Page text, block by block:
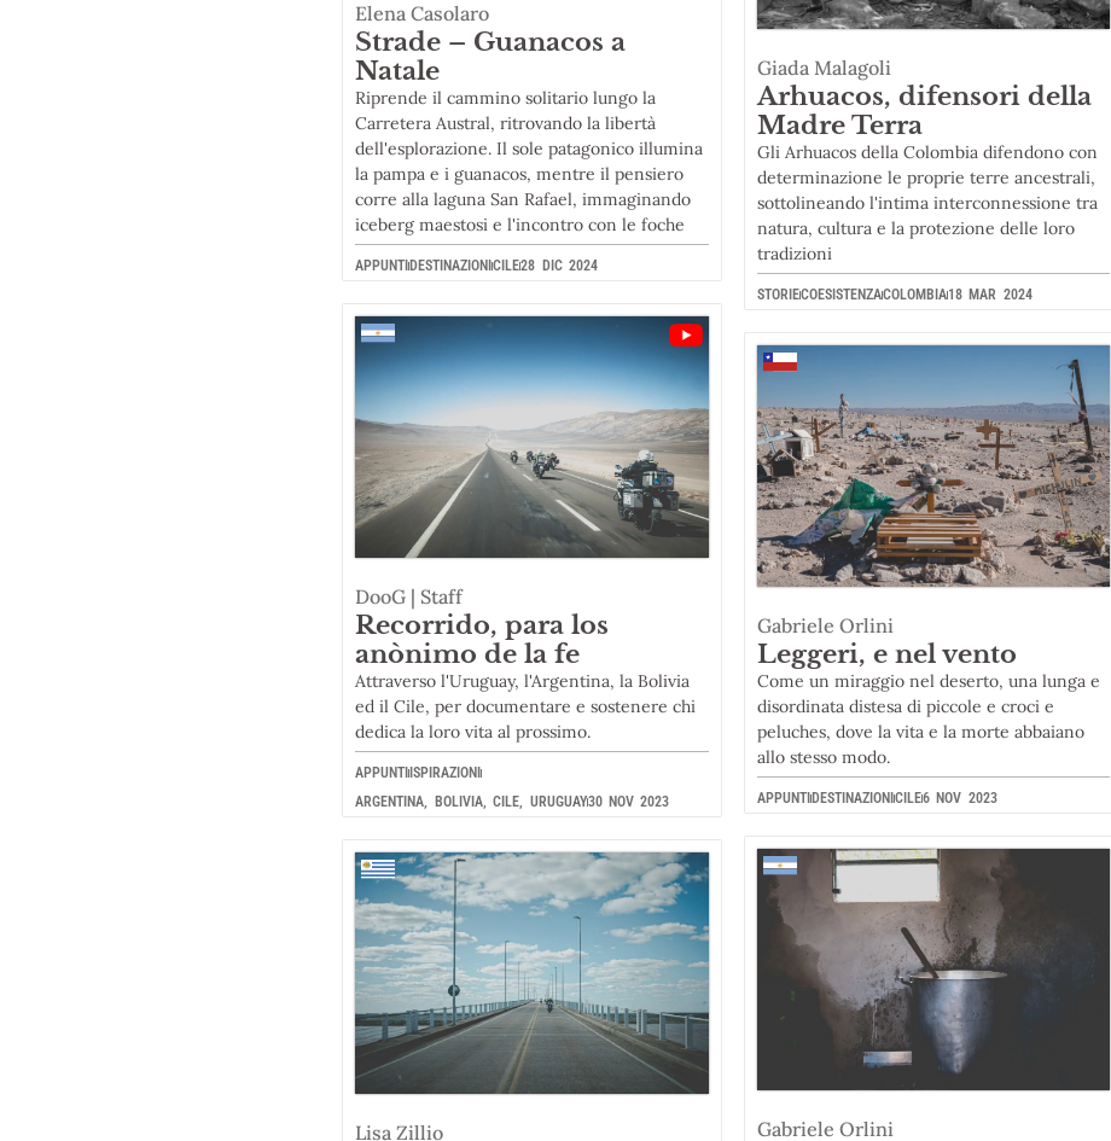
Elena Casolaro
Strade – Guanacos a
Natale
Riprende il cammino solitario lungo la
Carretera Austral, ritrovando la libertà
dell'esplorazione. Il sole patagonico illumina
la pampa e i guanacos, mentre il pensiero
corre alla laguna San Rafael, immaginando
iceberg maestosi e l'incontro con le foche
APPUNTIDESTINAZIONICILE28 DIC 2024
Giada Malagoli
Arhuacos, difensori della
Madre Terra
Gli Arhuacos della Colombia difendono con
determinazione le proprie terre ancestrali,
sottolineando l'intima interconnessione tra
natura, cultura e la protezione delle loro
tradizioni
STORIECOESISTENZACOLOMBIA18 MAR 2024
DooG | Staff
Recorrido, para los
anònimo de la fe
Attraverso l'Uruguay, l'Argentina, la Bolivia
ed il Cile, per documentare e sostenere chi
dedica la loro vita al prossimo.
APPUNTI ISPIRAZIONI
ARGENTINA, BOLIVIA,CILE, URUGUAY30 NOV 2023
Gabriele Orlini
Leggeri, e nel vento
Come un miraggio nel deserto, una lunga e
disordinata distesa di piccole e croci e
peluches, dove la vita e la morte abbaiano
allo stesso modo.
APPUNTI DESTINAZIONI CILE6 NOV 2023
Gabriele Orlini
Lisa Zillio